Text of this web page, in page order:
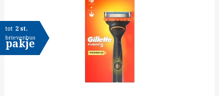
tot 2 st.
brievenbus
pakje